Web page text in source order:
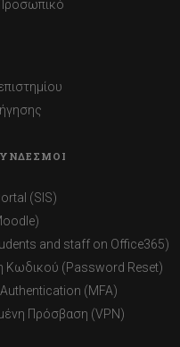
(SIS)
and staff on Office365)
Κωδικού (Password Reset)
(MFA)
Πρόσβαση (VPN)